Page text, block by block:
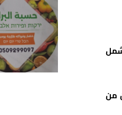
نتمكن من